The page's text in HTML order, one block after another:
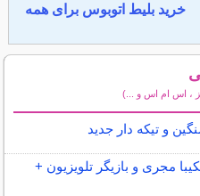
خرید بلیط اتوبوس برای همه
، اس ام اس و ...)
و تیکه دار جدید
مجری و بازیگر تلویزیون +